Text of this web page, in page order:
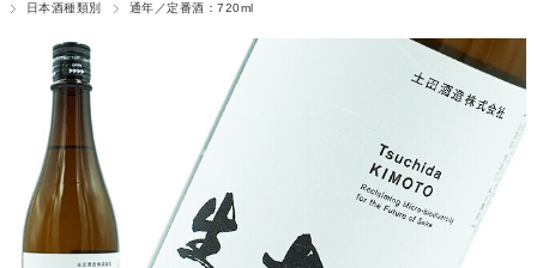
日本酒種類別
通年／定番酒：720ml